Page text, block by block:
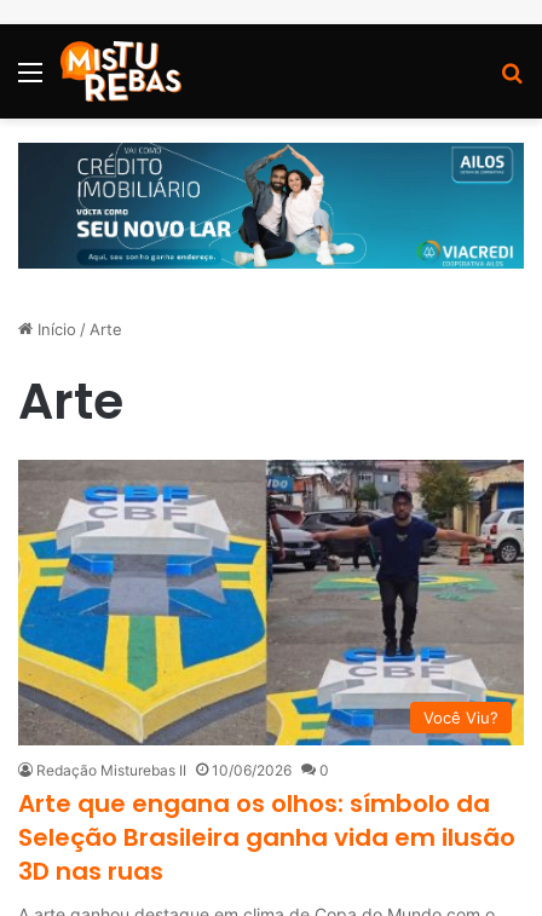
Menu
Início / Arte
Arte
Você Viu?
Redação Misturebas II 10/06/2026 0
Arte que engana os olhos: símbolo da
Seleção Brasileira ganha vida em ilusão
3D nas ruas